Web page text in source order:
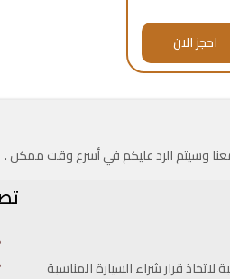
احجز الان
وسيتم الرد عليكم في أسرع وقت ممكن .
قرار شراء السيارة المناسبة